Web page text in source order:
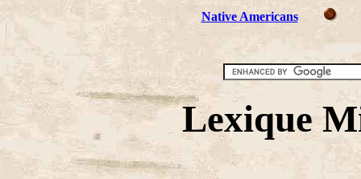
Native Americans
Lexique